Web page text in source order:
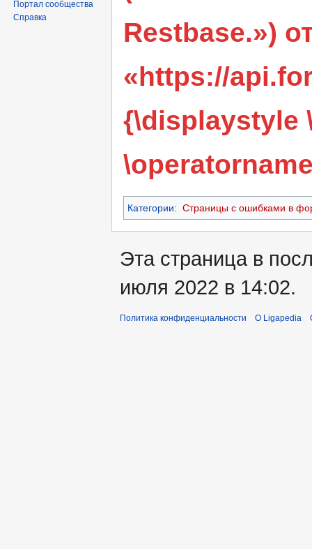
Restbase.»)
«https://
{\displaystyle
Категории: Страницы с ошибками в
Портал сообщества
Справка
Эта страница в
июля 2022 в 14:02.
Политика конфиденциальности О Ligapedia